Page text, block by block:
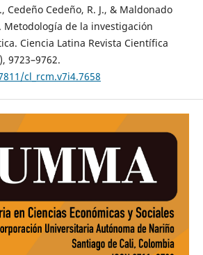
Cedeño Cedeño, R. J., & Maldonado
Metodología de la investigación
Ciencia Latina Revista Científica
9723–9762.
cl_rcm.v7i4.7658